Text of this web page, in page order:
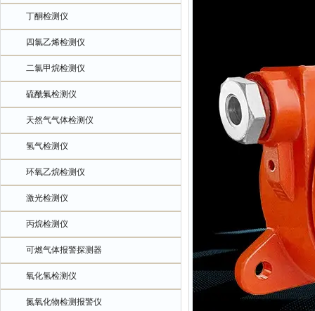
丁酮检测仪
四氯乙烯检测仪
二氯甲烷检测仪
硫酰氟检测仪
天然气气体检测仪
氢气检测仪
环氧乙烷检测仪
激光检测仪
丙烷检测仪
可燃气体报警探测器
氧化氢检测仪
氮氧化物检测报警仪